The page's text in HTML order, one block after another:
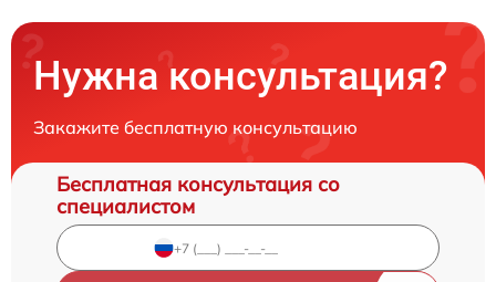
Нужна консультация?
Закажите бесплатную консультацию
Бесплатная консультация со
специалистом